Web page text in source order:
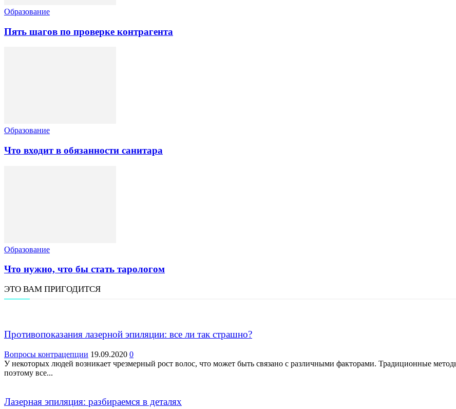
Образование
Пять шагов по проверке контрагента
Образование
Что входит в обязанности санитара
Образование
Что нужно, что бы стать тарологом
ЭТО ВАМ ПРИГОДИТСЯ
Противопоказания лазерной эпиляции: все ли так страшно?
Вопросы контрацепции 19.09.2020 0
У некоторых людей возникает чрезмерный рост волос, что может быть связано с различными факторами. Традиционные
поэтому все...
Лазерная эпиляция: разбираемся в деталях